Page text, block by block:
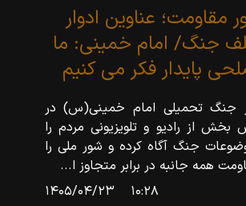
مقاومت؛ عناوین ادوار
جنگ/ امام خمینی: ما
پایدار فکر می کنیم
جنگ تحمیلی امام خمینی(س) در
بخش از رادیو و تلویزیونی مردم را
جنگ آگاه کرده و شور ملی را
همه جانبه در برابر متجاوز ا...
۱۴۰۵/۰۴/۲۳
۱۰:۲۸